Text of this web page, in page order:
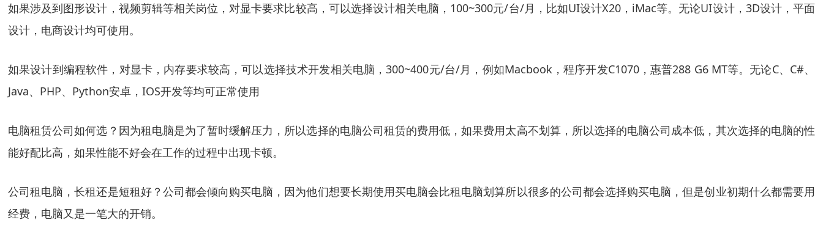
如果涉及到图形设计，视频剪辑等相关岗位，对显卡要求比较高，可以选择设计相关电脑，100~300元/台/月，比如UI设计X20，iMac等。无论UI设计，3D设计，平面
设计，电商设计均可使用。
如果设计到编程软件，对显卡，内存要求较高，可以选择技术开发相关电脑，300~400元/台/月，例如Macbook，程序开发C1070，惠普288 G6 MT等。无论C、C#、
Java、PHP、Python安卓，IOS开发等均可正常使用
电脑租赁公司如何选？因为租电脑是为了暂时缓解压力，所以选择的电脑公司租赁的费用低，如果费用太高不划算，所以选择的电脑公司成本低，其次选择的电脑的性
能好配比高，如果性能不好会在工作的过程中出现卡顿。
公司租电脑，长租还是短租好？公司都会倾向购买电脑，因为他们想要长期使用买电脑会比租电脑划算所以很多的公司都会选择购买电脑，但是创业初期什么都需要用
经费，电脑又是一笔大的开销。